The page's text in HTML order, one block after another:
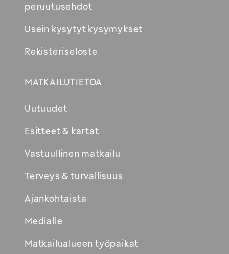
peruutusehdot
Usein kysytyt kysymykset
Rekisteriseloste
MATKAILUTIETOA
Uutuudet
Esitteet & kartat
Vastuullinen matkailu
Terveys & turvallisuus
Ajankohtaista
Medialle
Matkailualueen työpaikat